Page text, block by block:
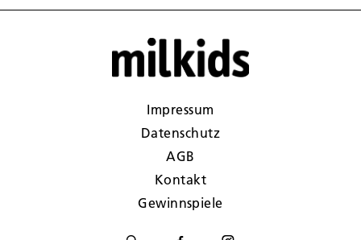
Impressum
Datenschutz
AGB
Kontakt
Gewinnspiele